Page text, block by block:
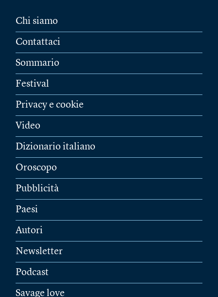
Chi siamo
Contattaci
Sommario
Festival
Privacy e cookie
Video
Dizionario italiano
Oroscopo
Pubblicità
Paesi
Autori
Newsletter
Podcast
Savage love